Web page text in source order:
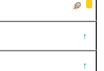
↑
↑